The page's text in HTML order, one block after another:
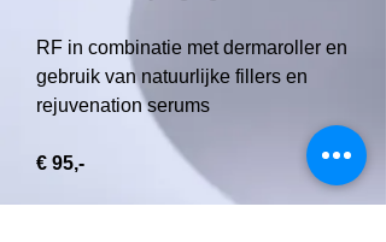
RF in combinatie met dermaroller en
gebruik van natuurlijke fillers en
rejuvenation serums
€ 95,-